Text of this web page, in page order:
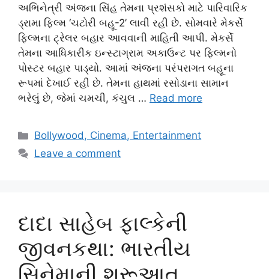
અભિનેત્રી અંજના સિંહ તેમના પ્રશંસકો માટે પારિવારિક
ડ્રામા ફિલ્મ ‘ચટોરી બહૂ-2’ લાવી રહી છે. સોમવારે મેકર્સે
ફિલ્મના ટ્રેલર બહાર આવવાની માહિતી આપી. મેકર્સે
તેમના આધિકારીક ઇન્સ્ટાગ્રામ અકાઉન્ટ પર ફિલ્મનો
પોસ્ટર બહાર પાડ્યો. આમાં અંજના પરંપરાગત બહૂના
રૂપમાં દેખાઈ રહી છે. તેમના હાથમાં રસોડાના સામાન
ભરેલું છે, જેમાં ચમચી, કંચુલ … Read more
Categories
Bollywood, Cinema, Entertainment
Leave a comment
દાદા સાહેબ ફાલ્કેની
જીવનકથા: ભારતીય
સિનેમાની શરૂઆત